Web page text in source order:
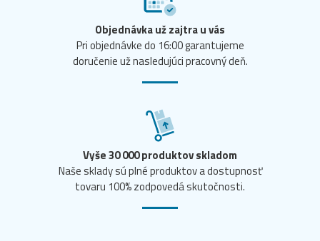
Objednávka už zajtra u vás
Pri objednávke do 16:00 garantujeme
doručenie už nasledujúci pracovný deň.
Vyše 30 000 produktov skladom
Naše sklady sú plné produktov a dostupnosť
tovaru 100% zodpovedá skutočnosti.